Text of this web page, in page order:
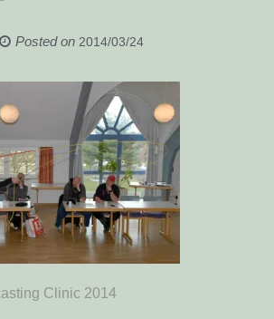
Posted on 2014/03/24
Clinic 2014